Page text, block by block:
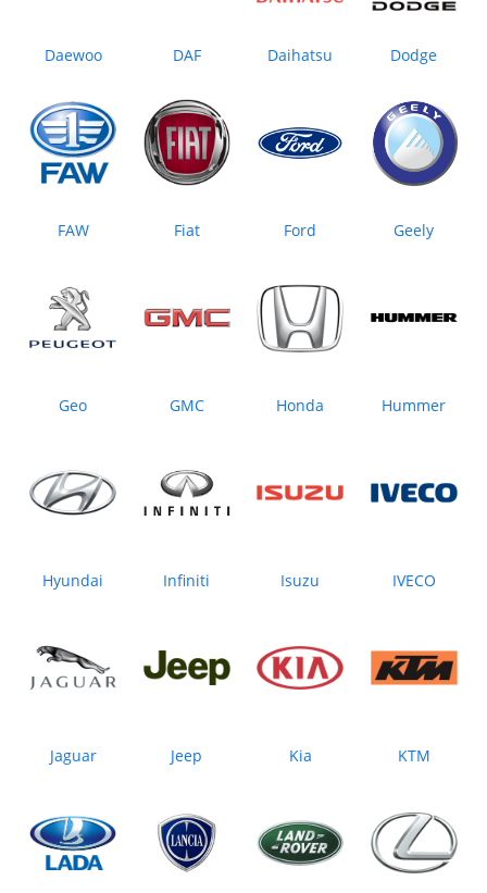
Daewoo DAF Daihatsu Dodge
FAW Fiat Ford Geely
Geo GMC Honda Hummer
Hyundai Infiniti Isuzu IVECO
Jaguar Jeep Kia KTM